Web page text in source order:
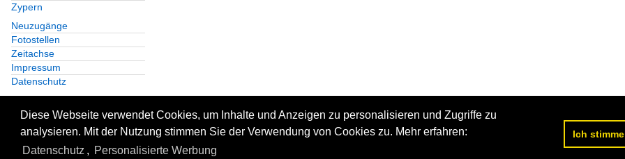
Zypern
Neuzugänge
Fotostellen
Zeitachse
Impressum
Datenschutz
Datenschutzerklärung
Diese Webseite verwendet Cookies, um Inhalte und Anzeigen zu personalisieren und Zugriffe zu
analysieren. Mit der Nutzung stimmen Sie der Verwendung von Cookies zu. Mehr erfahren:
Datenschutz , Personalisierte Werbung
Ich